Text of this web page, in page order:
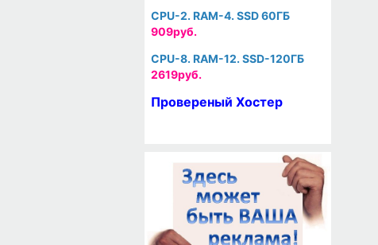
CPU-2. RAM-4. SSD 60ГБ
909руб.
CPU-8. RAM-12. SSD-120ГБ
2619руб.
Провереный Хостер